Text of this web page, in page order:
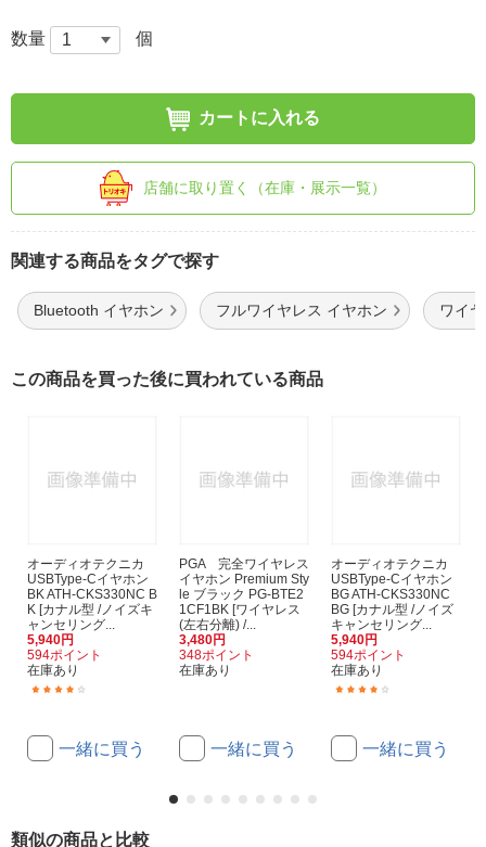
数量 個
カートに入れる
店舗に取り置く（在庫・展示一覧）
関連する商品をタグで探す
Bluetooth イヤホン フルワイヤレス イヤホン ワイ
この商品を買った後に買われている商品
オーディオテクニカ
USBType-Cイヤホン
BK ATH-CKS330NC B
K [カナル型 /ノイズキ
ャンセリング...
5,940円
594ポイント
在庫あり
一緒に買う
PGA 完全ワイヤレス
イヤホン Premium Sty
le ブラック PG-BTE2
1CF1BK [ワイヤレス
(左右分離) /...
3,480円
348ポイント
在庫あり
一緒に買う
オーディオテクニカ
USBType-Cイヤホン
BG ATH-CKS330NC
BG [カナル型 /ノイズ
キャンセリング...
5,940円
594ポイント
在庫あり
一緒に買う
類似の商品と比較